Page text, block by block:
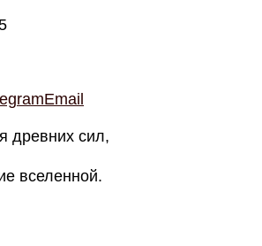
Email
древних сил,
вселенной.